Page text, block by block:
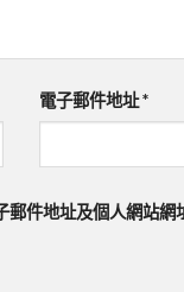
電子郵件地址*
郵件地址及個人網站網